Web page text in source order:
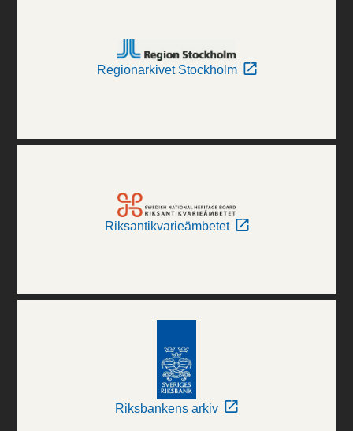
Regionarkivet Stockholm
Riksantikvarieämbetet
Riksbankens arkiv